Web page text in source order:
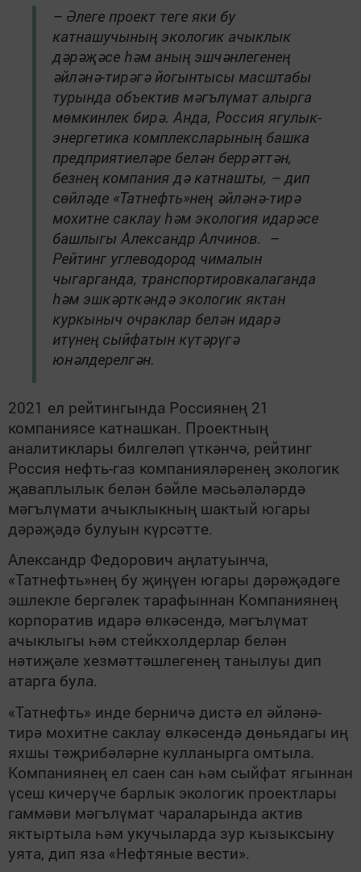
– Әлеге проект теге яки бу
катнашучының экологик ачыклык
дәрәҗәсе һәм аның эшчәнлегенең
әйләнә-тирәгә йогынтысы масштабы
турында объектив мәгълүмат алырга
мөмкинлек бирә. Анда, Россия ягулык-
энергетика комплексларының башка
предприятиеләре белән беррәттән,
безнең компания дә катнашты, – дип
сөйләде «Татнефть»нең әйләнә-тирә
мохитне саклау һәм экология идарәсе
башлыгы Александр Алчинов. –
Рейтинг углеводород чималын
чыгарганда, транспортировкалаганда
һәм эшкәрткәндә экологик яктан
куркыныч очраклар белән идарә
итүнең сыйфатын күтәрүгә
юнәлдерелгән.
2021 ел рейтингында Россиянең 21
компаниясе катнашкан. Проектның
аналитиклары билгеләп үткәнчә, рейтинг
Россия нефть-газ компанияләренең экологик
җаваплылык белән бәйле мәсьәләләрдә
мәгълүмати ачыклыкның шактый югары
дәрәҗәдә булуын күрсәтте.
Александр Федорович аңлатуынча,
«Татнефть»нең бу җиңүен югары дәрәҗәдәге
эшлекле бергәлек тарафыннан Компаниянең
корпоратив идарә өлкәсендә, мәгълүмат
ачыклыгы һәм стейкхолдерлар белән
нәтиҗәле хезмәттәшлегенең танылуы дип
атарга була.
«Татнефть» инде берничә дистә ел әйләнә-
тирә мохитне саклау өлкәсендә дөньядагы иң
яхшы тәҗрибәләрне кулланырга омтыла.
Компаниянең ел саен сан һәм сыйфат ягыннан
үсеш кичерүче барлык экологик проектлары
гаммәви мәгълүмат чараларында актив
яктыртыла һәм укучыларда зур кызыксыну
уята, дип яза «Нефтяные вести».